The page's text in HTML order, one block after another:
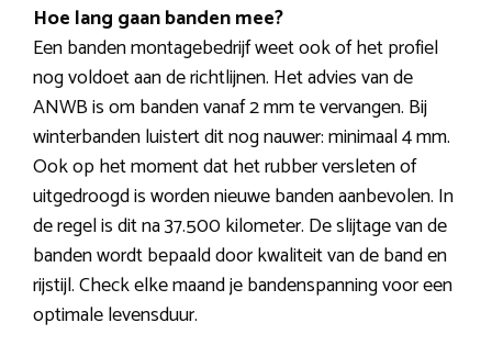
Hoe lang gaan banden mee?
Een banden montagebedrijf weet ook of het profiel
nog voldoet aan de richtlijnen. Het advies van de
ANWB is om banden vanaf 2 mm te vervangen. Bij
winterbanden luistert dit nog nauwer: minimaal 4 mm.
Ook op het moment dat het rubber versleten of
uitgedroogd is worden nieuwe banden aanbevolen. In
de regel is dit na 37.500 kilometer. De slijtage van de
banden wordt bepaald door kwaliteit van de band en
rijstijl. Check elke maand je bandenspanning voor een
optimale levensduur.